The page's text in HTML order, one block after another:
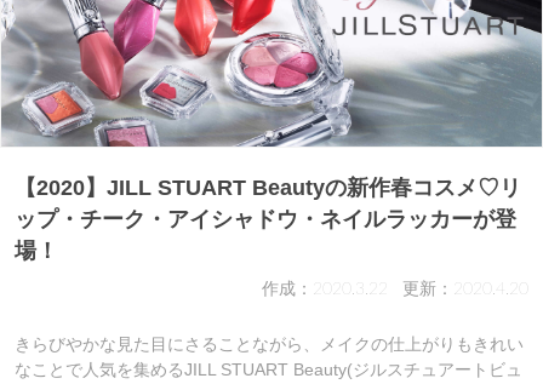
【2020】JILL STUART Beautyの新作春コスメ♡リ
ップ・チーク・アイシャドウ・ネイルラッカーが登
場！
作成：2020.3.22 更新：2020.4.20
きらびやかな見た目にさることながら、メイクの仕上がりもきれい
なことで人気を集めるJILL STUART Beauty(ジルスチュアートビュ